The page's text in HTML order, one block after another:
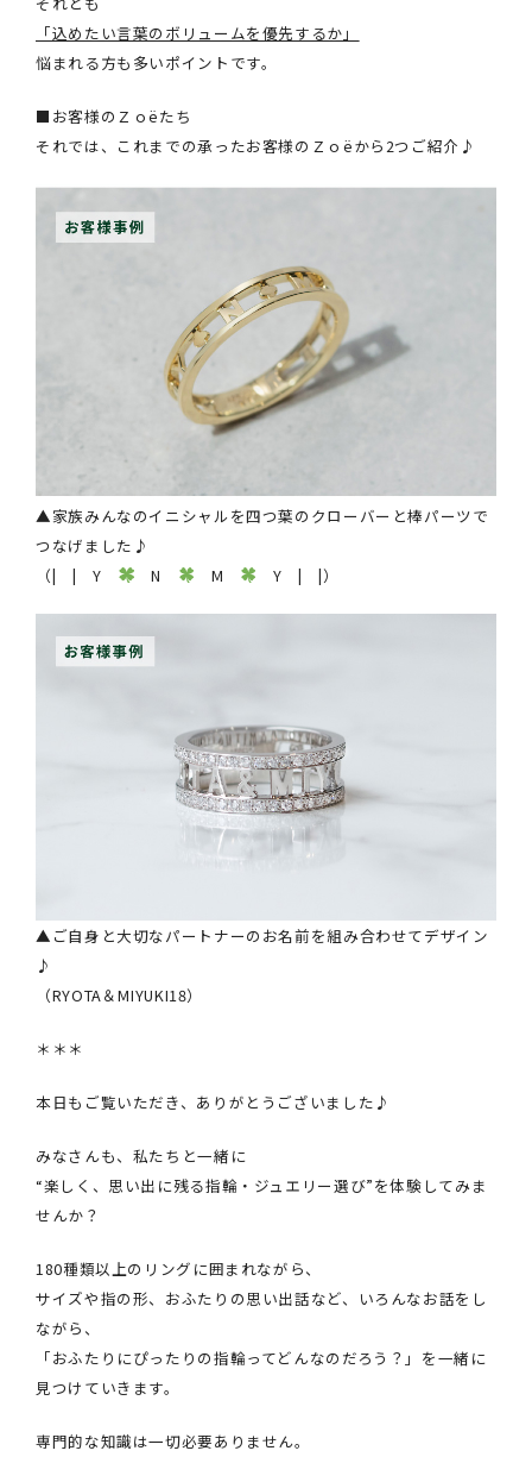
「込めたい言葉のボリュームを優先するか」
悩まれる方も多いポイントです。
■お客様のＺｏëたち
それでは、これまでの承ったお客様のＺｏëから2つご紹介♪
▲家族みんなのイニシャルを四つ葉のクローバーと棒パーツで
つなげました♪
（| | Y
N M Y | |）
▲ご自身と大切なパートナーのお名前を組み合わせてデザイン
♪
（RYOTA＆MIYUKI18）
＊＊＊
本日もご覧いただき、ありがとうございました♪
みなさんも、私たちと一緒に
“楽しく、思い出に残る指輪・ジュエリー選び”を体験してみま
せんか？
180種類以上のリングに囲まれながら、
サイズや指の形、おふたりの思い出話など、いろんなお話をし
ながら、
「おふたりにぴったりの指輪ってどんなのだろう？」を一緒に
見つけていきます。
専門的な知識は一切必要ありません。